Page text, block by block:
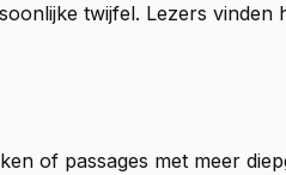
twijfel. Lezers
of passages met meer